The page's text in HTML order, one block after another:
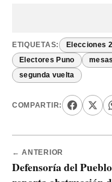
ETIQUETAS: Elecciones
Electores Puno
segunda vuelta
COMPARTIR:
← ANTERIOR
Defensoría del Pueblo